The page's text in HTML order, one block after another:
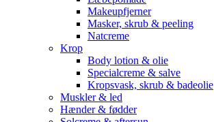
Makeupfjerner
Masker, skrub & peeling
Natcreme
Krop
Body lotion & olie
Specialcreme & salve
Kropsvask, skrub & badeolie
Muskler & led
Hænder & fødder